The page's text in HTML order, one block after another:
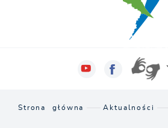
Strona główna Aktualności